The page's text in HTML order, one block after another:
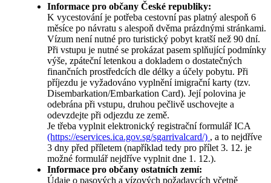
Informace pro občany České republiky:
K vycestování je potřeba cestovní pas platný alespoň 6
měsíce po návratu s alespoň dvěma prázdnými stránkami.
Vízum není nutné pro turistický pobyt kratší než 90 dní.
Při vstupu je nutné se prokázat pasem splňující podmínky
výše, zpáteční letenkou a dokladem o dostatečných
finančních prostředcích dle délky a účely pobytu. Při
příjezdu je vyžadováno vyplnění imigrační karty (tzv.
Disembarkation/Embarkation Card). Její polovina je
odebrána při vstupu, druhou pečlivě uschovejte a
odevzdejte při odjezdu ze země.
Je třeba vyplnit elektronický registrační formulář ICA
(https://eservices.ica.gov.sg/sgarrivalcard/) , a to nejdříve
3 dny před příletem (například tedy pro přílet 3. 12. je
možné formulář nejdříve vyplnit dne 1. 12.).
Informace pro občany ostatních zemí:
Údaje o pasových a vízových požadavcích včetně